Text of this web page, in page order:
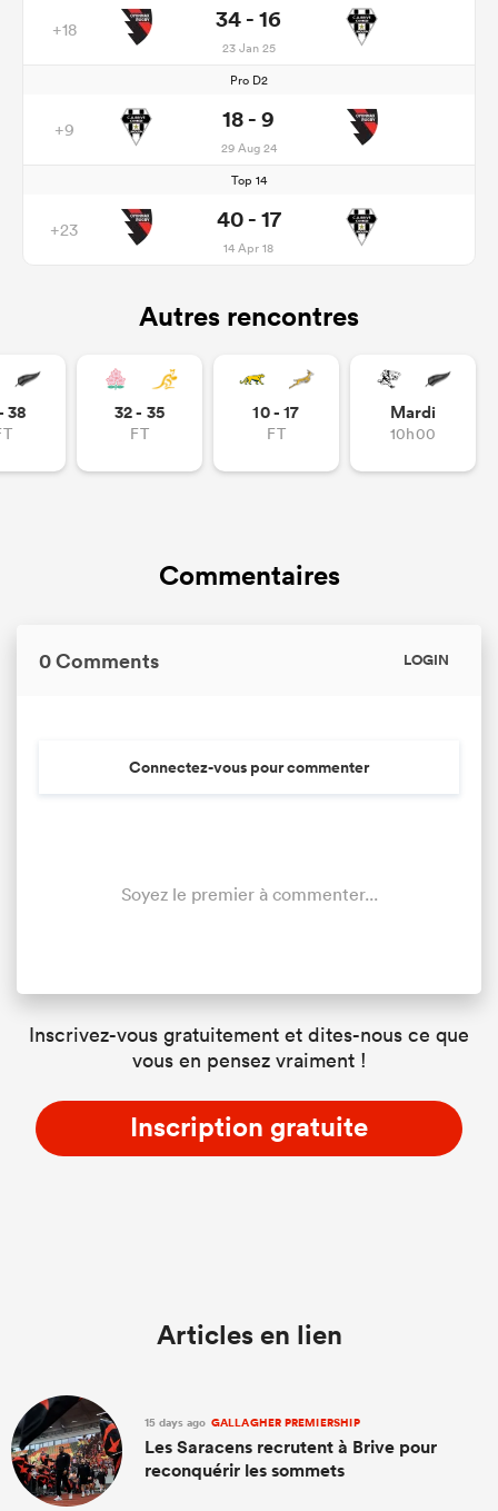
+18 34 - 16
23 Jan 25
Pro D2
+9 18 - 9
29 Aug 24
Top 14
+23 40 - 17
14 Apr 18
Autres rencontres
38 32 - 35
FT
10 - 17
FT
Mardi
10h00
Commentaires
0 Comments LOGIN
Connectez-vous pour commenter
Soyez le premier à commenter...
Inscrivez-vous gratuitement et dites-nous ce que
vous en pensez vraiment !
Inscription gratuite
Articles en lien
15 days ago GALLAGHER PREMIERSHIP
Les Saracens recrutent à Brive pour
reconquérir les sommets